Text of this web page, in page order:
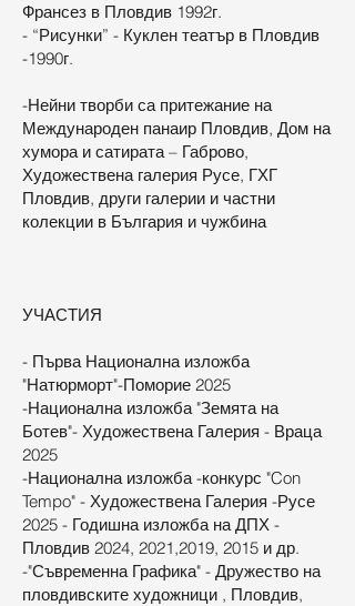
Франсез в Пловдив 1992г.
- “Рисунки” - Куклен театър в Пловдив
-1990г.
-Нейни творби са притежание на
Международен панаир Пловдив, Дом на
хумора и сатирата – Габрово,
Художествена галерия Русе, ГХГ
Пловдив, други галерии и частни
колекции в България и чужбина
УЧАСТИЯ
- Първа Национална изложба
"Натюрморт"-Поморие 2025
-Национална изложба "Земята на
Ботев"- Художествена Галерия - Враца
2025
-Национална изложба -конкурс "Con
Tempo" - Художествена Галерия -Русе
2025 - Годишна изложба на ДПХ -
Пловдив 2024, 2021,2019, 2015 и др.
-"Съвременна Графика" - Дружество на
пловдивските художници , Пловдив,